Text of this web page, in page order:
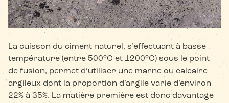
La cuisson du ciment naturel, s’effectuant à basse
température (entre 500°C et 1200°C) sous le point
de fusion, permet d’utiliser une marne ou calcaire
argileux dont la proportion d’argile varie d’environ
22% à 35%. La matière première est donc davantage